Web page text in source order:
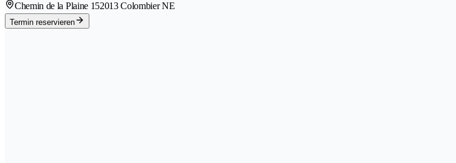
Chemin de la Plaine 152013 Colombier NE
Termin reservieren